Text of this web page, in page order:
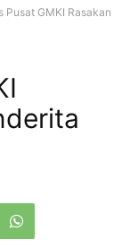
Pusat GMKI Rasakan